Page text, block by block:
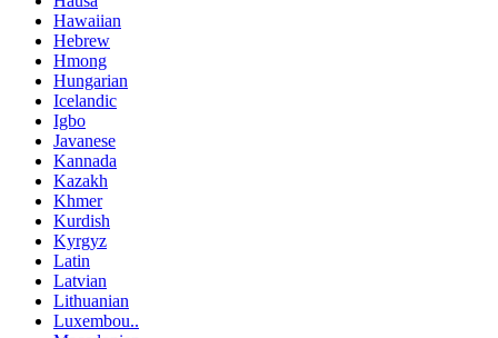
Hawaiian
Hebrew
Hmong
Hungarian
Icelandic
Igbo
Javanese
Kannada
Kazakh
Khmer
Kurdish
Kyrgyz
Latin
Latvian
Lithuanian
Luxembou..